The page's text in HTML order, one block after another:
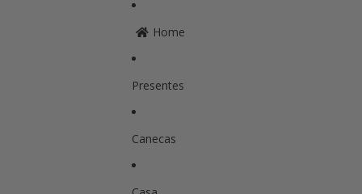
Home
Presentes
Canecas